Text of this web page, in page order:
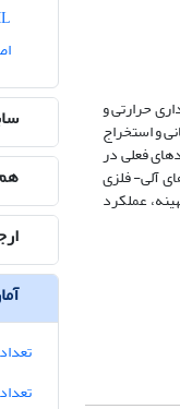
حرارتی و
و استخراج
فعلی در
آلی- فلزی
عملکرد